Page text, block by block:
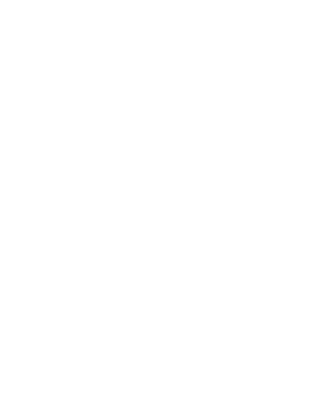
By continuing to browse this website, you accept that
you can access our